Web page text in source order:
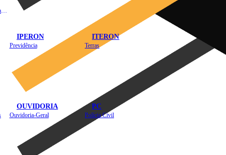
IPERON
Previdência
ITERON
Terras
OUVIDORIA
Ouvidoria-Geral
PC
Polícia Civil